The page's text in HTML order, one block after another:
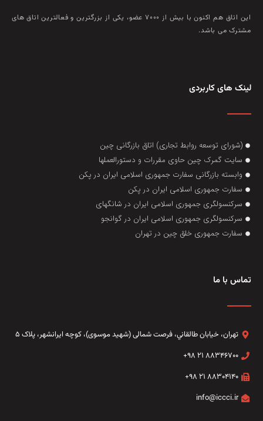
این اتاق هم‌ اکنون با بيش از ۷۰۰۰ عضو، يکی از بزرگترين و فعالترين اتاق‌ های
مشترک می باشد.
لینک های کاربردی
(شورای توسعه روابط تجاری) اتاق بازرگانی چین
سایت گمرک چین حاوی مقررات و دستورالعملها
وابسته بازرگانی سفارت جمهوری اسلامی ایران در پکن
سفارت جمهوری اسلامی ایران در پکن
سرکنسولگری جمهوری اسلامی ایران در شانگهای
سرکنسولگری جمهوری اسلامی ایران در گوانجو
سفارت جمهوری خلق چین در تهران
تماس با ما
تهران، خيابان طالقاني،‌ فرصت شمالی (شهید موسوی)، کوچه ایرانشهر، پلاک ۵
۸۸۳۴۶۷۰۰ ۲۱ ۹۸+
۸۸۳۰۴۱۴۰ ۲۱ ۹۸+
info@iccci.ir